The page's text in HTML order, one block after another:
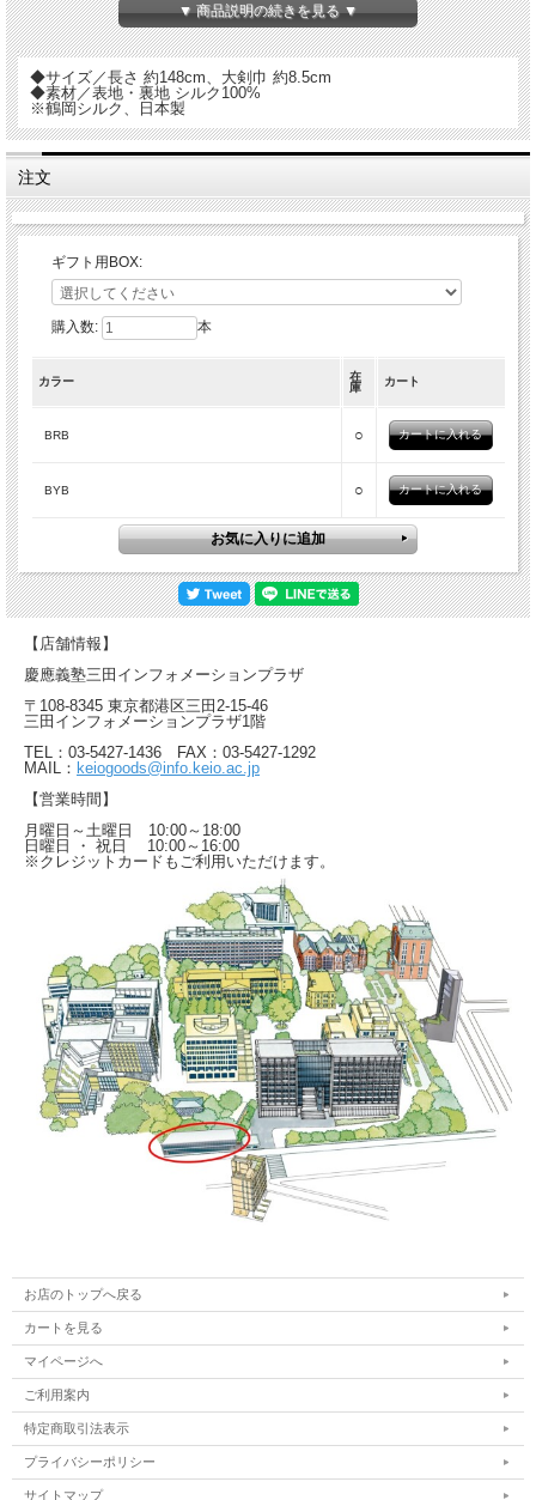
▼ 商品説明の続きを見る ▼
◆サイズ／長さ 約148cm、大剣巾 約8.5cm
◆素材／表地・裏地 シルク100%
※鶴岡シルク、日本製
注文
ギフト用BOX:
購入数: 本
カラー
在
庫
カート
BRB ○
BYB ○
【店舗情報】
慶應義塾三田インフォメーションプラザ
〒108-8345 東京都港区三田2-15-46
三田インフォメーションプラザ1階
TEL：03-5427-1436 FAX：03-5427-1292
MAIL： keiogoods@info.keio.ac.jp
【営業時間】
月曜日～土曜日 10:00～18:00
日曜日 ・ 祝日 10:00～16:00
※クレジットカードもご利用いただけます。
お店のトップへ戻る
カートを見る
マイページへ
ご利用案内
特定商取引法表示
プライバシーポリシー
サイトマップ